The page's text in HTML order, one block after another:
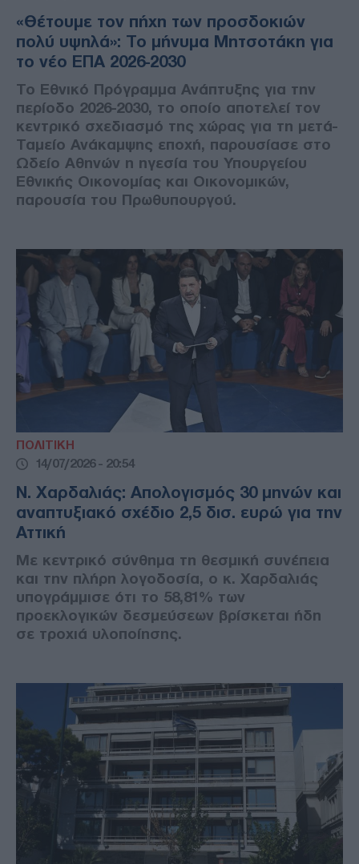
«Θέτουμε τον πήχη των προσδοκιών
πολύ υψηλά»: Το μήνυμα Μητσοτάκη για
το νέο ΕΠΑ 2026-2030
Το Εθνικό Πρόγραμμα Ανάπτυξης για την
περίοδο 2026-2030, το οποίο αποτελεί τον
κεντρικό σχεδιασμό της χώρας για τη μετά-
Ταμείο Ανάκαμψης εποχή, παρουσίασε στο
Ωδείο Αθηνών η ηγεσία του Υπουργείου
Εθνικής Οικονομίας και Οικονομικών,
παρουσία του Πρωθυπουργού.
ΠΟΛΙΤΙΚΗ
14/07/2026 - 20:54
Ν. Χαρδαλιάς: Απολογισμός 30 μηνών και
αναπτυξιακό σχέδιο 2,5 δισ. ευρώ για την
Αττική
Με κεντρικό σύνθημα τη θεσμική συνέπεια
και την πλήρη λογοδοσία, ο κ. Χαρδαλιάς
υπογράμμισε ότι το 58,81% των
προεκλογικών δεσμεύσεων βρίσκεται ήδη
σε τροχιά υλοποίησης.